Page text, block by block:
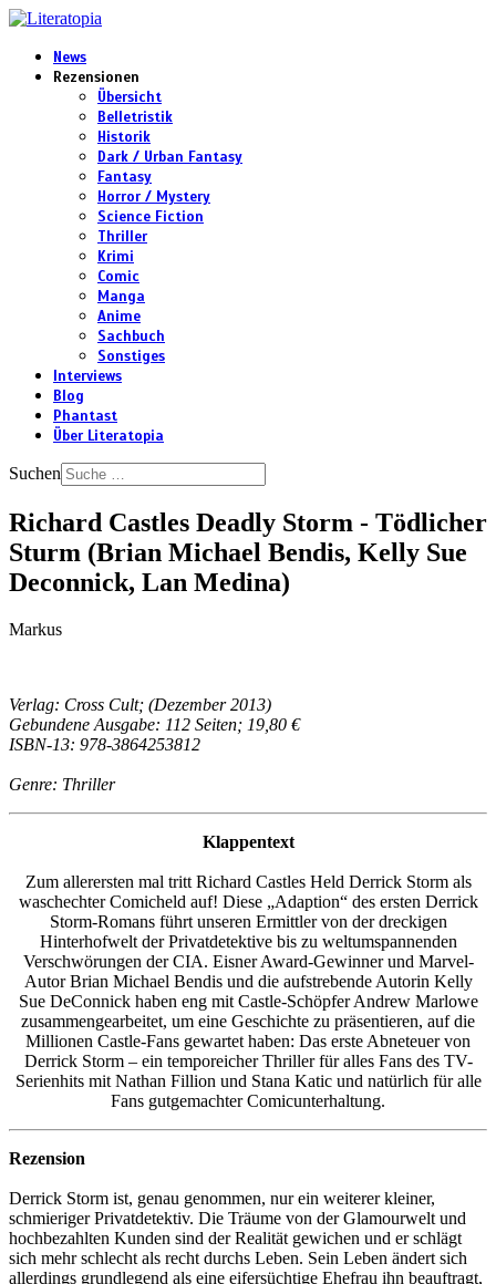
News
Rezensionen
Übersicht
Belletristik
Historik
Dark / Urban Fantasy
Fantasy
Horror / Mystery
Science Fiction
Thriller
Krimi
Comic
Manga
Anime
Sachbuch
Sonstiges
Interviews
Blog
Phantast
Über Literatopia
Suchen
Richard Castles Deadly Storm - Tödlicher
Sturm (Brian Michael Bendis, Kelly Sue
Deconnick, Lan Medina)
Markus
Verlag: Cross Cult; (Dezember 2013)
Gebundene Ausgabe: 112 Seiten; 19,80 €
ISBN-13: 978-3864253812
Genre: Thriller
Klappentext
Zum allerersten mal tritt Richard Castles Held Derrick Storm als
waschechter Comicheld auf! Diese „Adaption“ des ersten Derrick
Storm-Romans führt unseren Ermittler von der dreckigen
Hinterhofwelt der Privatdetektive bis zu weltumspannenden
Verschwörungen der CIA. Eisner Award-Gewinner und Marvel-
Autor Brian Michael Bendis und die aufstrebende Autorin Kelly
Sue DeConnick haben eng mit Castle-Schöpfer Andrew Marlowe
zusammengearbeitet, um eine Geschichte zu präsentieren, auf die
Millionen Castle-Fans gewartet haben: Das erste Abneteuer von
Derrick Storm – ein temporeicher Thriller für alles Fans des TV-
Serienhits mit Nathan Fillion und Stana Katic und natürlich für alle
Fans gutgemachter Comicunterhaltung.
Rezension
Derrick Storm ist, genau genommen, nur ein weiterer kleiner,
schmieriger Privatdetektiv. Die Träume von der Glamourwelt und
hochbezahlten Kunden sind der Realität gewichen und er schlägt
sich mehr schlecht als recht durchs Leben. Sein Leben ändert sich
allerdings grundlegend als eine eifersüchtige Ehefrau ihn beauftragt,